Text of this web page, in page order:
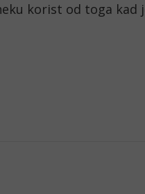
korist od toga kad